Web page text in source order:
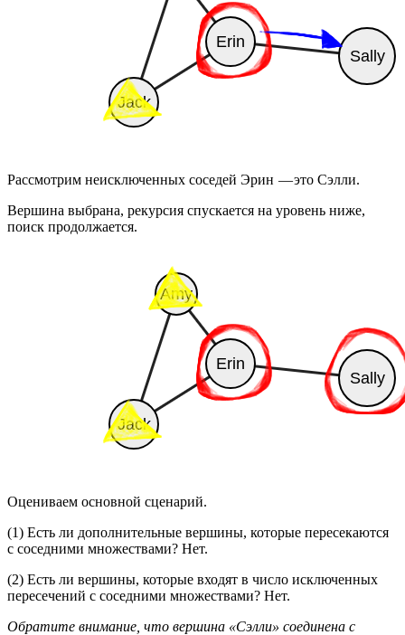
Рассмотрим неисключенных соседей Эрин — это Сэлли.
Вершина выбрана, рекурсия спускается на уровень ниже,
поиск продолжается.
Оцениваем основной сценарий.
(1) Есть ли дополнительные вершины, которые пересекаются
с соседними множествами? Нет.
(2) Есть ли вершины, которые входят в число исключенных
пересечений с соседними множествами? Нет.
Обратите внимание, что вершина «Сэлли» соединена с